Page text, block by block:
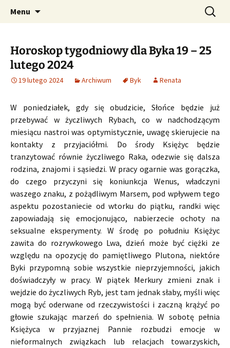
CzaroMarowy horoskop
dzienny, miesięczny i
tygodniowy
Profesjonalne przepowiednie astrologiczne
Menu Szukaj:
Horoskop tygodniowy dla Byka 19 – 25
lutego 2024
19 lutego 2024 Archiwum Byk Renata
W poniedziałek, gdy się obudzicie, Słońce będzie już
przebywać w życzliwych Rybach, co w nadchodzącym
miesiącu nastroi was optymistycznie, uwagę skierujecie na
kontakty z przyjaciółmi. Do środy Księżyc będzie
tranzytować równie życzliwego Raka, odezwie się dalsza
rodzina, znajomi i sąsiedzi. W pracy ogarnie was gorączka,
do czego przyczyni się koniunkcja Wenus, władczyni
waszego znaku, z pożądliwym Marsem, pod wpływem tego
aspektu pozostaniecie od wtorku do piątku, randki więc
zapowiadają się emocjonująco, nabierzecie ochoty na
seksualne eksperymenty. W środę po południu Księżyc
zawita do rozrywkowego Lwa, dzień może być ciężki ze
względu na opozycję do pamiętliwego Plutona, niektóre
Byki przypomną sobie wszystkie nieprzyjemności, jakich
doświadczyły w pracy. W piątek Merkury zmieni znak i
wejdzie do życzliwych Ryb, jest tam jednak słaby, myśli więc
mogą być oderwane od rzeczywistości i zaczną krążyć po
głowie szukając marzeń do spełnienia. W sobotę pełnia
Księżyca w przyjaznej Pannie rozbudzi emocje w
nieformalnych związkach lub relacjach towarzyskich,